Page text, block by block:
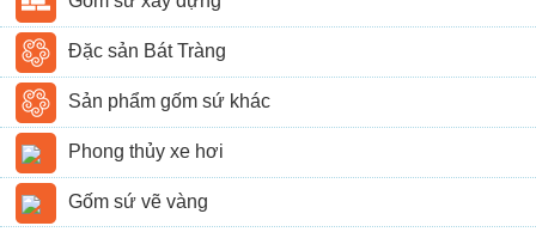
Đặc sản Bát Tràng
Sản phẩm gốm sứ khác
Phong thủy xe hơi
Gốm sứ vẽ vàng